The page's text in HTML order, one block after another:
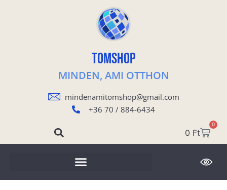
TOMSHOP
MINDEN, AMI OTTHON
mindenamitomshop@gmail.com
+36 70 / 884-6434
0 Ft
0